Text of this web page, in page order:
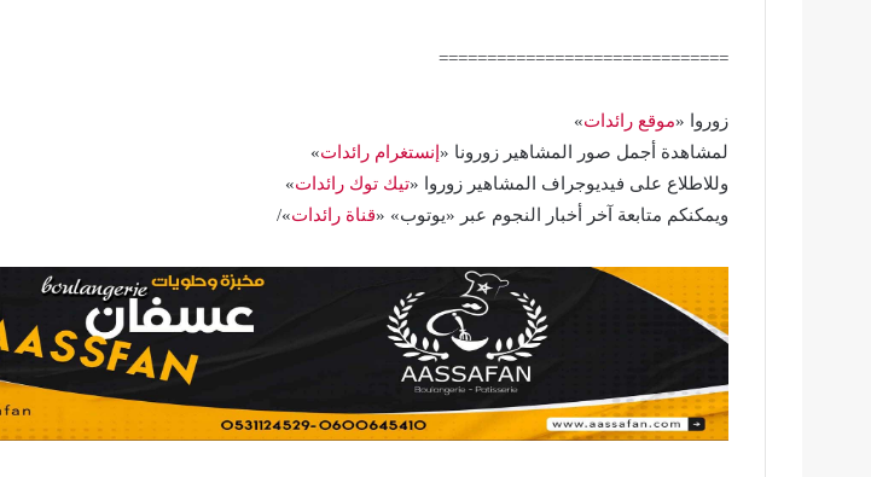
==============================
زوروا «موقع رائدات»
لمشاهدة أجمل صور المشاهير زورونا « إنستغرام رائدات»
وللاطلاع على فيديوجراف المشاهير زوروا «تيك توك رائدات»
ويمكنكم متابعة آخر أخبار النجوم عبر «يوتوب» «قناة رائدات»/